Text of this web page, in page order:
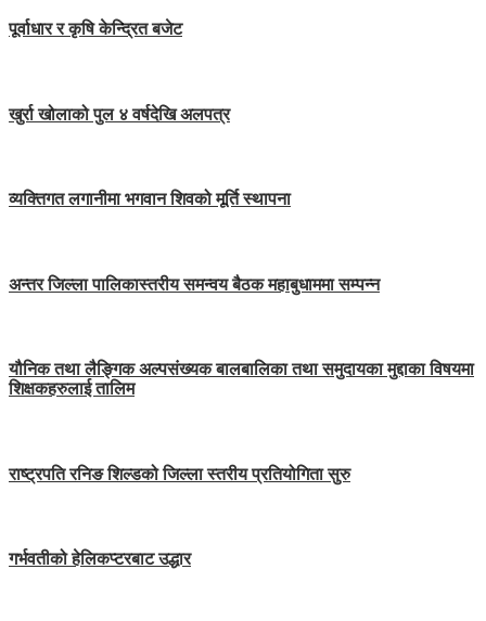
पूर्वाधार र कृषि केन्द्रित बजेट
खुर्रा खोलाको पुल ४ वर्षदेखि अलपत्र
व्यक्तिगत लगानीमा भगवान शिवको मूर्ति स्थापना
अन्तर जिल्ला पालिकास्तरीय समन्वय बैठक महाबुधाममा सम्पन्न
यौनिक तथा लैङ्गिक अल्पसंख्यक बालबालिका तथा समुदायका मुद्दाका विषयमा
शिक्षकहरुलाई तालिम
राष्ट्रपति रनिङ शिल्डको जिल्ला स्तरीय प्रतियोगिता सुरु
गर्भवतीको हेलिकप्टरबाट उद्धार